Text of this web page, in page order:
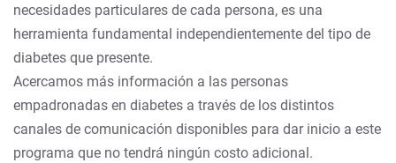
necesidades particulares de cada persona, es una
herramienta fundamental independientemente del tipo de
diabetes que presente.
Acercamos más información a las personas
empadronadas en diabetes a través de los distintos
canales de comunicación disponibles para dar inicio a este
programa que no tendrá ningún costo adicional.